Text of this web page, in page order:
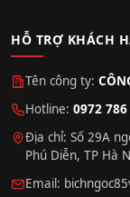
HỖ TRỢ KHÁCH
Tên công ty:
Hotline: 0972
Địa chỉ: Số 29A
Phú Diễn, TP Hà
Email: